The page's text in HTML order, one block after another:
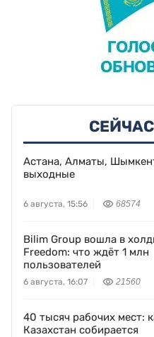
Астана, Алматы,
выходные
6 августа, 15:56 68574
Bilim Group вошла в
Freedom: что ждёт 1 млн
пользователей
6 августа, 16:07 21560
40 тысяч рабочих мест:
Казахстан собирается